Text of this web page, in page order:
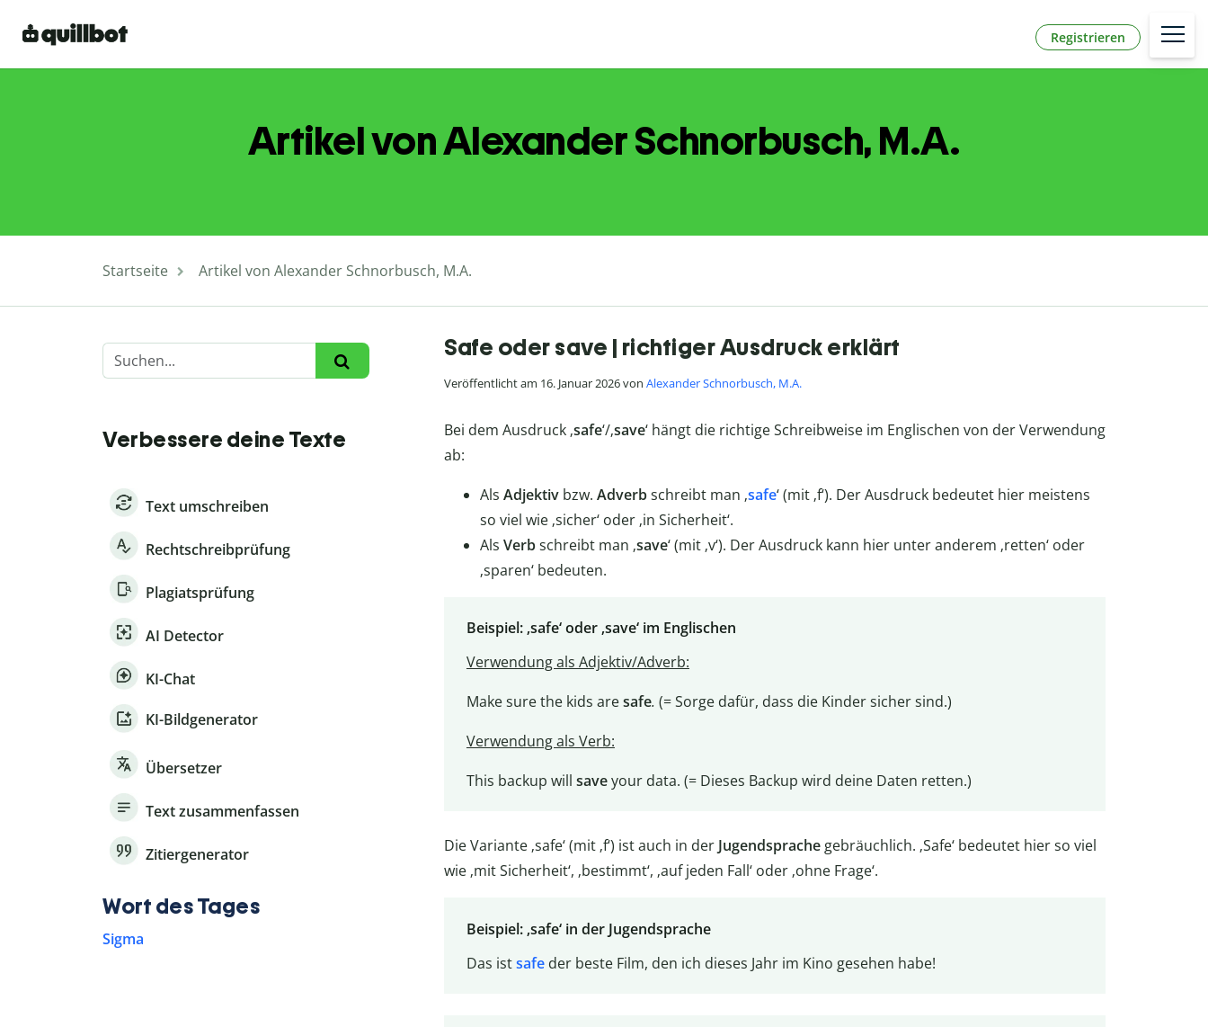
Registrieren
Artikel von Alexander Schnorbusch, M.A.
Startseite Artikel von Alexander Schnorbusch, M.A.
Safe oder save | richtiger Ausdruck erklärt
Veröffentlicht am 16. Januar 2026 von Alexander Schnorbusch, M.A.
Bei dem Ausdruck ‚safe‘/‚save‘ hängt die richtige Schreibweise im Englischen von der Verwendung
ab:
Als Adjektiv bzw. Adverbschreibt man ‚safe‘ (mit ‚f‘). Der Ausdruck bedeutet hier meistens
so viel wie ‚sicher‘ oder ‚in Sicherheit‘.
Als Verbschreibt man ‚save‘ (mit ‚v‘). Der Ausdruck kann hier unter anderem ‚retten‘ oder
‚sparen‘ bedeuten.
Beispiel: ‚safe‘ oder ‚save‘ im Englischen
Verwendung als Adjektiv/Adverb:
Make sure the kids aresafe. (= Sorge dafür, dass die Kinder sicher sind.)
Verwendung als Verb:
This backup will saveyour data. (= Dieses Backup wird deine Daten retten.)
Die Variante ‚safe‘ (mit ‚f‘) ist auch in der Jugendsprache gebräuchlich. ‚Safe‘ bedeutet hier so viel
wie ‚mit Sicherheit‘, ‚bestimmt‘, ‚auf jeden Fall‘ oder ‚ohne Frage‘.
Beispiel: ‚safe‘ in der Jugendsprache
Das istsafeder beste Film, den ich dieses Jahr im Kino gesehen habe!
Verbessere deine Texte
Text umschreiben
Rechtschreibprüfung
Plagiatsprüfung
AI Detector
KI-Chat
KI-Bildgenerator
Übersetzer
Text zusammenfassen
Zitiergenerator
Wort des Tages
Sigma